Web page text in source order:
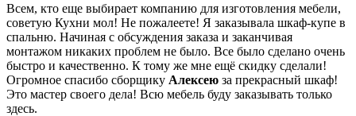
Всем, кто еще выбирает компанию для изготовления мебели,
советую Кухни мол! Не пожалеете! Я заказывала шкаф-купе в
спальню. Начиная с обсуждения заказа и заканчивая
монтажом никаких проблем не было. Все было сделано очень
быстро и качественно. К тому же мне ещё скидку сделали!
Огромное спасибо сборщику Алексею за прекрасный шкаф!
Это мастер своего дела! Всю мебель буду заказывать только
здесь.